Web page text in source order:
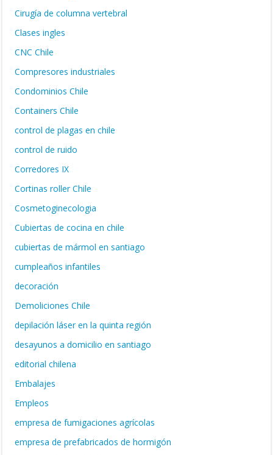
Cirugía de columna vertebral
Clases ingles
CNC Chile
Compresores industriales
Condominios Chile
Containers Chile
control de plagas en chile
control de ruido
Corredores IX
Cortinas roller Chile
Cosmetoginecologia
Cubiertas de cocina en chile
cubiertas de mármol en santiago
cumpleaños infantiles
decoración
Demoliciones Chile
depilación láser en la quinta región
desayunos a domicilio en santiago
editorial chilena
Embalajes
Empleos
empresa de fumigaciones agrícolas
empresa de prefabricados de hormigón